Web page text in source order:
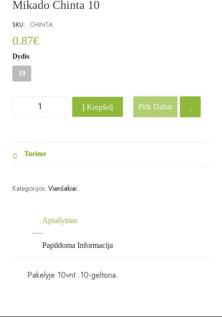
Mikado Chinta 10
SKU: CHINTA
0.87€
Dydis
10
Į Krepšelį Pirk Dabar
Turime
Kategorijos: Vienšakiai
Aprašymas
Papildoma Informacija
Pakelyje 10vnt..10-geltona.